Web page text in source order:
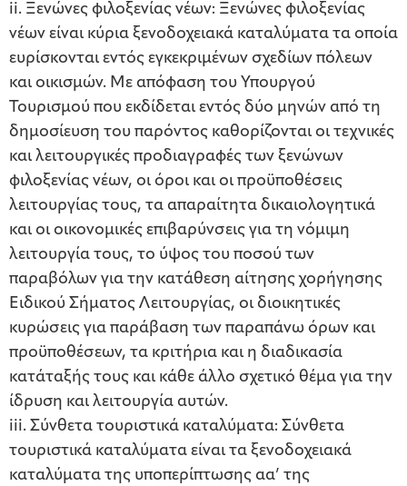
ii. Ξενώνες φιλοξενίας νέων: Ξενώνες φιλοξενίας
νέων είναι κύρια ξενοδοχειακά καταλύματα τα οποία
ευρίσκονται εντός εγκεκριμένων σχεδίων πόλεων
και οικισμών. Με απόφαση του Υπουργού
Τουρισμού που εκδίδεται εντός δύο μηνών από τη
δημοσίευση του παρόντος καθορίζονται οι τεχνικές
και λειτουργικές προδιαγραφές των ξενώνων
φιλοξενίας νέων, οι όροι και οι προϋποθέσεις
λειτουργίας τους, τα απαραίτητα δικαιολογητικά
και οι οικονομικές επιβαρύνσεις για τη νόμιμη
λειτουργία τους, το ύψος του ποσού των
παραβόλων για την κατάθεση αίτησης χορήγησης
Ειδικού Σήματος Λειτουργίας, οι διοικητικές
κυρώσεις για παράβαση των παραπάνω όρων και
προϋποθέσεων, τα κριτήρια και η διαδικασία
κατάταξής τους και κάθε άλλο σχετικό θέμα για την
ίδρυση και λειτουργία αυτών.
iii. Σύνθετα τουριστικά καταλύματα: Σύνθετα
τουριστικά καταλύματα είναι τα ξενοδοχειακά
καταλύματα της υποπερίπτωσης αα’ της